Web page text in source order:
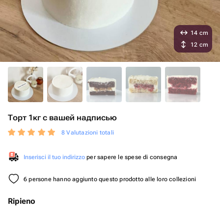
Торт 1кг с вашей надписью
8 Valutazioni totali
Inserisci il tuo indirizzo per sapere le spese di consegna
6 persone hanno aggiunto questo prodotto alle loro collezioni
Ripieno
14 cm
12 cm